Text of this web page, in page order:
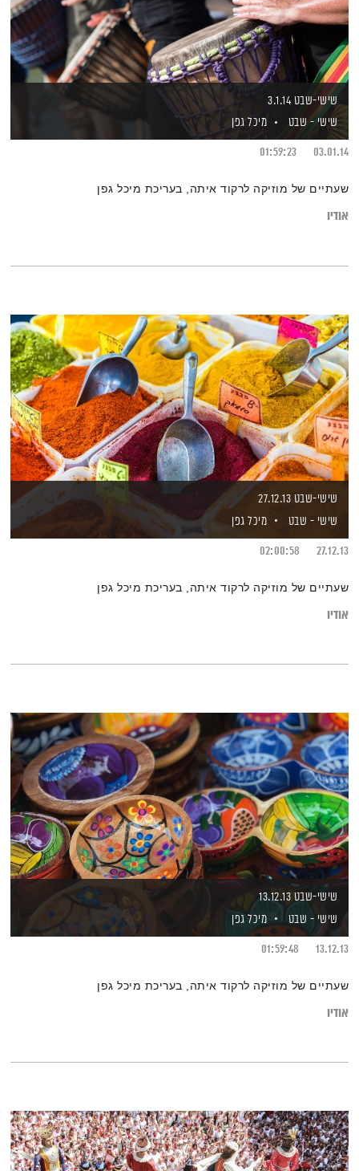
שישי-שבט 3.1.14
שישי - שבט
מיכל גפן
03.01.14
01:59:23
שעתיים של מוזיקה לרקוד איתה, בעריכת מיכל גפן
אודיו
שישי-שבט 27.12.13
שישי - שבט
מיכל גפן
27.12.13
02:00:58
שעתיים של מוזיקה לרקוד איתה, בעריכת מיכל גפן
אודיו
שישי-שבט 13.12.13
שישי - שבט
מיכל גפן
13.12.13
01:59:48
שעתיים של מוזיקה לרקוד איתה, בעריכת מיכל גפן
אודיו